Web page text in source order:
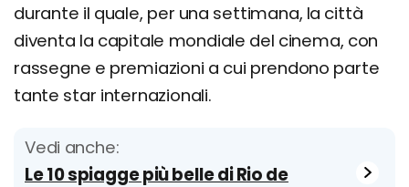
durante il quale, per una settimana, la città
diventa la capitale mondiale del cinema, con
rassegne e premiazioni a cui prendono parte
tante star internazionali.
Vedi anche:
Le 10 spiagge più belle di Rio de